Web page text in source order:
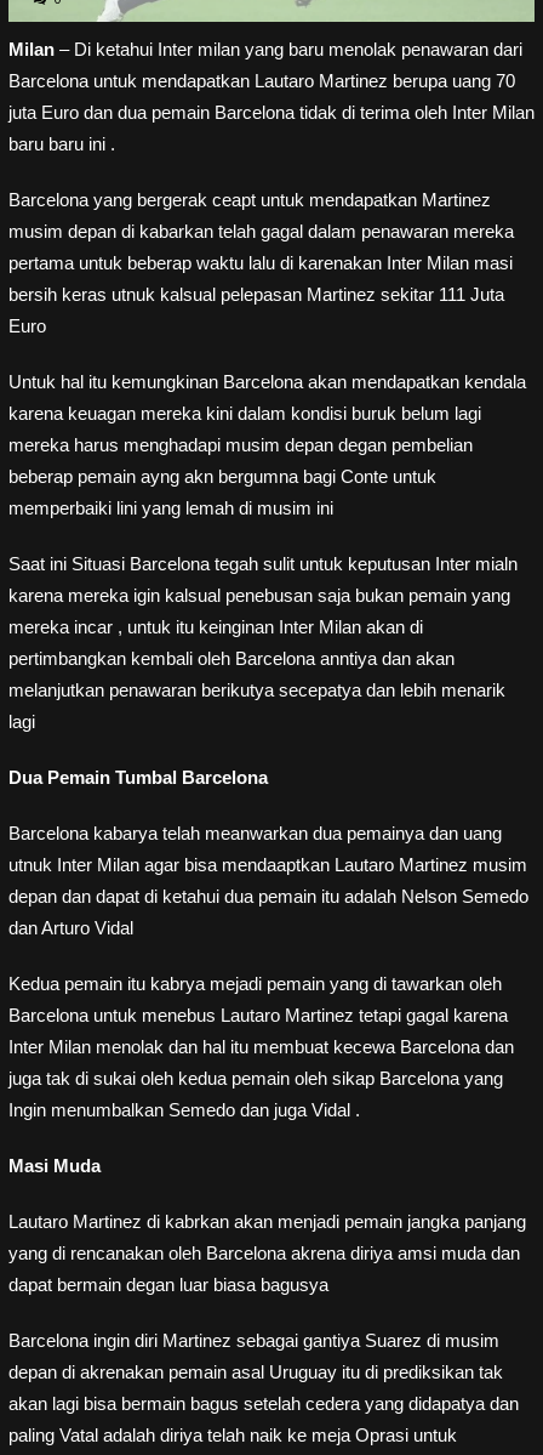
Milan– Di ketahui Inter milan yang baru menolak penawaran dari
Barcelona untuk mendapatkan Lautaro Martinez berupa uang 70
juta Euro dan dua pemain Barcelona tidak di terima oleh Inter Milan
baru baru ini .
Barcelona yang bergerak ceapt untuk mendapatkan Martinez
musim depan di kabarkan telah gagal dalam penawaran mereka
pertama untuk beberap waktu lalu di karenakan Inter Milan masi
bersih keras utnuk kalsual pelepasan Martinez sekitar 111 Juta
Euro
Untuk hal itu kemungkinan Barcelona akan mendapatkan kendala
karena keuagan mereka kini dalam kondisi buruk belum lagi
mereka harus menghadapi musim depan degan pembelian
beberap pemain ayng akn bergumna bagi Conte untuk
memperbaiki lini yang lemah di musim ini
Saat ini Situasi Barcelona tegah sulit untuk keputusan Inter mialn
karena mereka igin kalsual penebusan saja bukan pemain yang
mereka incar , untuk itu keinginan Inter Milan akan di
pertimbangkan kembali oleh Barcelona anntiya dan akan
melanjutkan penawaran berikutya secepatya dan lebih menarik
lagi
Dua Pemain Tumbal Barcelona
Barcelona kabarya telah meanwarkan dua pemainya dan uang
utnuk Inter Milan agar bisa mendaaptkan Lautaro Martinez musim
depan dan dapat di ketahui dua pemain itu adalah Nelson Semedo
dan Arturo Vidal
Kedua pemain itu kabrya mejadi pemain yang di tawarkan oleh
Barcelona untuk menebus Lautaro Martinez tetapi gagal karena
Inter Milan menolak dan hal itu membuat kecewa Barcelona dan
juga tak di sukai oleh kedua pemain oleh sikap Barcelona yang
Ingin menumbalkan Semedo dan juga Vidal .
Masi Muda
Lautaro Martinez di kabrkan akan menjadi pemain jangka panjang
yang di rencanakan oleh Barcelona akrena diriya amsi muda dan
dapat bermain degan luar biasa bagusya
Barcelona ingin diri Martinez sebagai gantiya Suarez di musim
depan di akrenakan pemain asal Uruguay itu di prediksikan tak
akan lagi bisa bermain bagus setelah cedera yang didapatya dan
paling Vatal adalah diriya telah naik ke meja Oprasi untuk